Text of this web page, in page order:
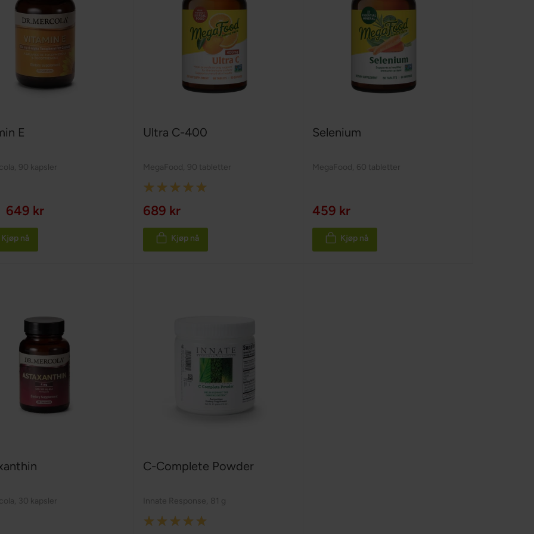
E
90 kapsler
649 kr
Kjøp nå
Ultra C-400
MegaFood 90 tabletter
Rating:
100%
689 kr
Kjøp nå
Selenium
MegaFood 60 tabletter
459 kr
Kjøp nå
30 kapsler
C-Complete Powder
Innate Response 81 g
Rating: